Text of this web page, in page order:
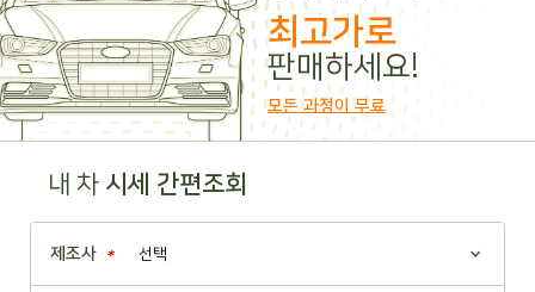
최고가로
판매하세요!
모든 과정이 무료
내 차 시세 간편조회
제조사 *